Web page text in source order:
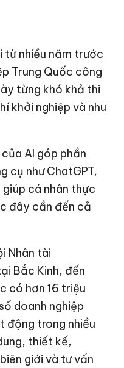
từ nhiều năm trước
Trung Quốc công
từng khó khả thi
khởi nghiệp và nhu
AI góp phần
cụ như ChatGPT,
cá nhân thực
đây cần đến cả
Nhân tài
Bắc Kinh, đến
có hơn 16 triệu
doanh nghiệp
động trong nhiều
thiết kế,
giới và tư vấn